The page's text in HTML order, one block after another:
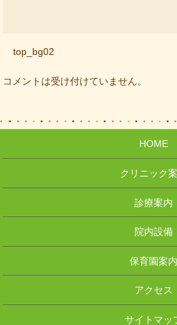
top_bg02
コメントは受け付けていません。
HOME
クリニック
診療案内
院内設備
保育園案内
アクセス
サイトマッ